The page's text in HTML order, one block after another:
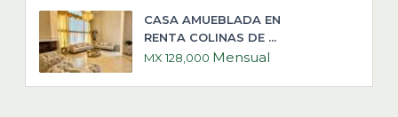
CASA AMUEBLADA EN
RENTA COLINAS DE ...
MX 128,000 Mensual